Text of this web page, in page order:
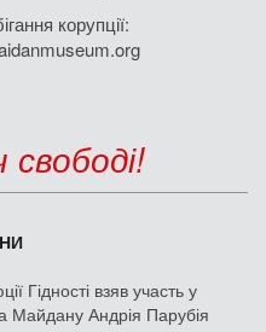
корупції:
свободі!
Гідності взяв участь у
Майдану Андрія Парубія